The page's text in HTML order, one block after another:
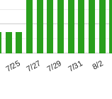
7/25 7/27 7/29 7/31 8/2